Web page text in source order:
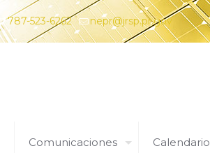
787-523-6262 nepr@jrsp.pr.gov
Comunicaciones Calendario